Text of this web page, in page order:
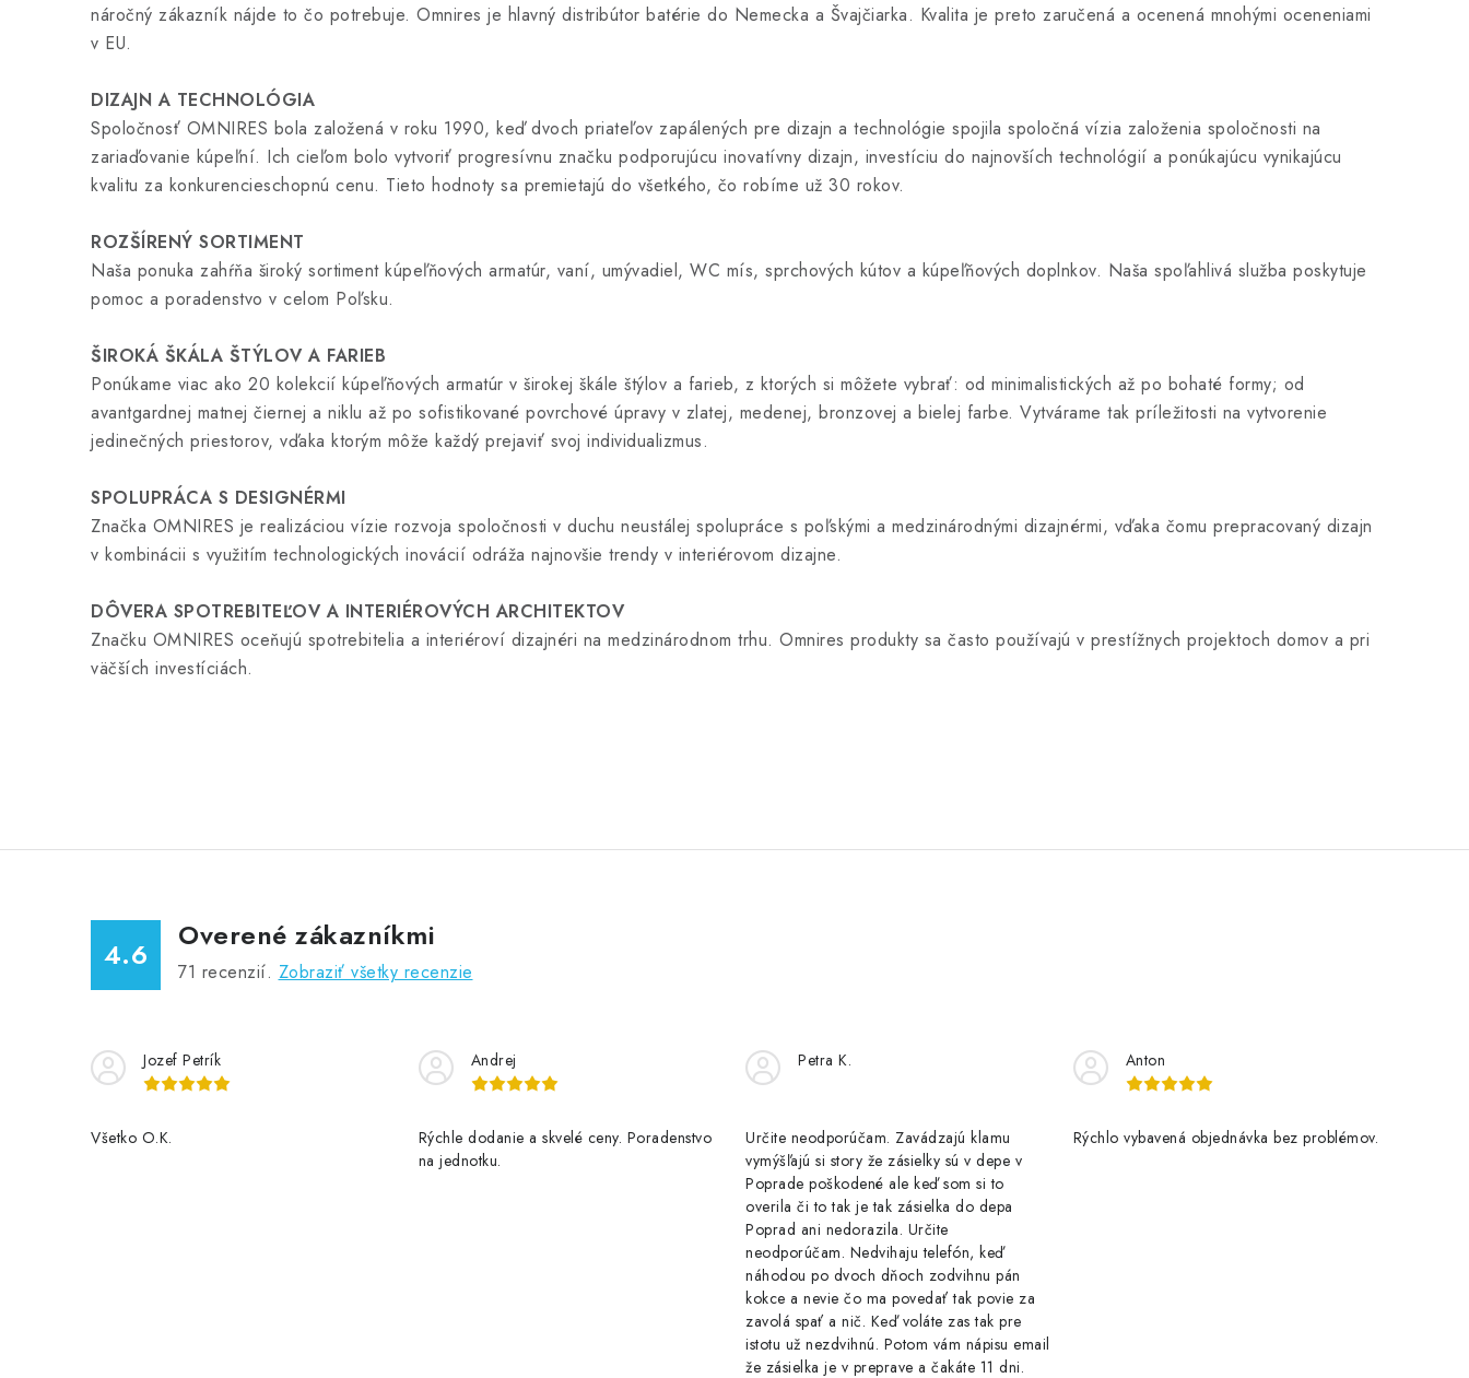
náročný zákazník nájde to čo potrebuje. Omnires je hlavný distribútor batérie do Nemecka a Švajčiarka. Kvalita je preto zaručená a ocenená mnohými oceneniami
v EU.
DIZAJN A TECHNOLÓGIA
Spoločnosť OMNIRES bola založená v roku 1990, keď dvoch priateľov zapálených pre dizajn a technológie spojila spoločná vízia založenia spoločnosti na
zariaďovanie kúpeľní. Ich cieľom bolo vytvoriť progresívnu značku podporujúcu inovatívny dizajn, investíciu do najnovších technológií a ponúkajúcu vynikajúcu
kvalitu za konkurencieschopnú cenu. Tieto hodnoty sa premietajú do všetkého, čo robíme už 30 rokov.
ROZŠÍRENÝ SORTIMENT
Naša ponuka zahŕňa široký sortiment kúpeľňových armatúr, vaní, umývadiel, WC mís, sprchových kútov a kúpeľňových doplnkov. Naša spoľahlivá služba poskytuje
pomoc a poradenstvo v celom Poľsku.
ŠIROKÁ ŠKÁLA ŠTÝLOV A FARIEB
Ponúkame viac ako 20 kolekcií kúpeľňových armatúr v širokej škále štýlov a farieb, z ktorých si môžete vybrať: od minimalistických až po bohaté formy; od
avantgardnej matnej čiernej a niklu až po sofistikované povrchové úpravy v zlatej, medenej, bronzovej a bielej farbe. Vytvárame tak príležitosti na vytvorenie
jedinečných priestorov, vďaka ktorým môže každý prejaviť svoj individualizmus.
SPOLUPRÁCA S DESIGNÉRMI
Značka OMNIRES je realizáciou vízie rozvoja spoločnosti v duchu neustálej spolupráce s poľskými a medzinárodnými dizajnérmi, vďaka čomu prepracovaný dizajn
v kombinácii s využitím technologických inovácií odráža najnovšie trendy v interiérovom dizajne.
DÔVERA SPOTREBITEĽOV A INTERIÉROVÝCH ARCHITEKTOV
Značku OMNIRES oceňujú spotrebitelia a interiéroví dizajnéri na medzinárodnom trhu. Omnires produkty sa často používajú v prestížnych projektoch domov a pri
väčších investíciách.
4.6
Overené zákazníkmi
71 recenzií. Zobraziť všetky recenzie
Jozef Petrík
Všetko O.K.
Andrej
Rýchle dodanie a skvelé ceny. Poradenstvo
na jednotku.
Petra K.
Určite neodporúčam. Zavádzajú klamu
vymýšľajú si story že zásielky sú v depe v
Poprade poškodené ale keď som si to
overila či to tak je tak zásielka do depa
Poprad ani nedorazila. Určite
neodporúčam. Nedvihaju telefón, keď
náhodou po dvoch dňoch zodvihnu pán
kokce a nevie čo ma povedať tak povie za
zavolá spať a nič. Keď voláte zas tak pre
istotu už nezdvihnú. Potom vám nápisu email
že zásielka je v preprave a čakáte 11 dni.
Anton
Rýchlo vybavená objednávka bez problémov.